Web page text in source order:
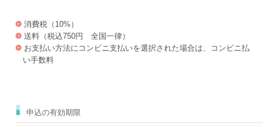
消費税（10%）
送料（税込750円 全国一律）
お支払い方法にコンビニ支払いを選択された場合は、コンビニ払
い手数料
申込の有効期限